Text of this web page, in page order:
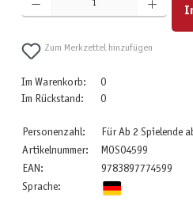
Zum Merkzettel hinzufügen
Im Warenkorb:
0
Im Rückstand:
0
Personenzahl:
Für Ab 2 Spielende
Artikelnummer:
MOS04599
EAN:
9783897774599
Sprache: